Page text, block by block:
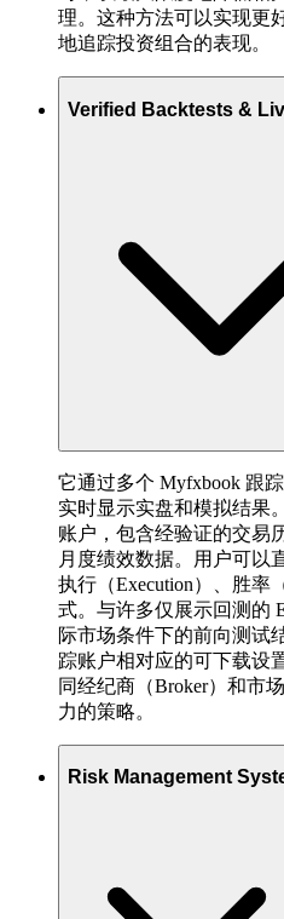
理。这种方法可以实现更
地追踪投资组合的表现。
Verified Backtests &
它通过多个 Myfxbook 跟
实时显示实盘和模拟结果
账户，包含经验证的交易
月度绩效数据。用户可以
执行（Execution）、胜率
式。与许多仅展示回测的
际市场条件下的前向测试
踪账户相对应的可下载设
同经纪商（Broker）和市
力的策略。
Risk Management